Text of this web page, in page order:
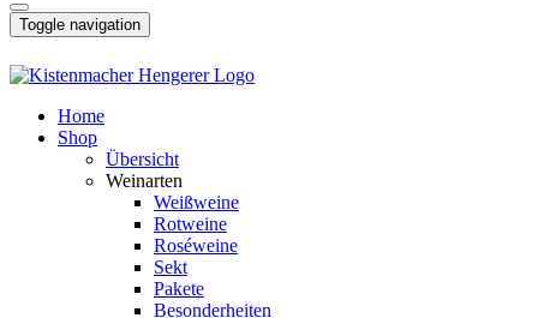
Toggle navigation
Home
Shop
Übersicht
Weinarten
Weißweine
Rotweine
Roséweine
Sekt
Pakete
Besonderheiten